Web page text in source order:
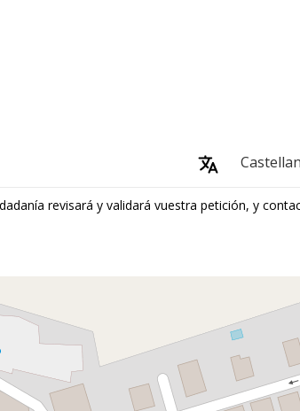
revisará y validará vuestra petición, y